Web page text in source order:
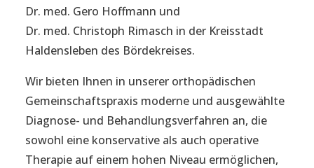
Dr. med. Gero Hoffmann und
Dr. med. Christoph Rimasch in der Kreisstadt
Haldensleben des Bördekreises.
Wir bieten Ihnen in unserer orthopädischen
Gemeinschaftspraxis moderne und ausgewählte
Diagnose- und Behandlungsverfahren an, die
sowohl eine konservative als auch operative
Therapie auf einem hohen Niveau ermöglichen,